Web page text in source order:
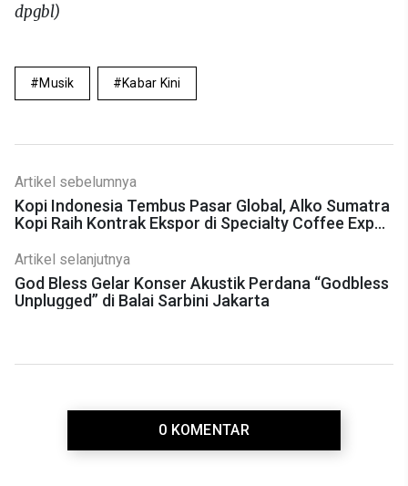
dpgbl)
Musik Kabar Kini
Artikel sebelumnya
Kopi Indonesia Tembus Pasar Global, Alko Sumatra
Kopi Raih Kontrak Ekspor di Specialty Coffee Expo
Artikel selanjutnya
God Bless Gelar Konser Akustik Perdana “Godbless
Unplugged” di Balai Sarbini Jakarta
0 KOMENTAR